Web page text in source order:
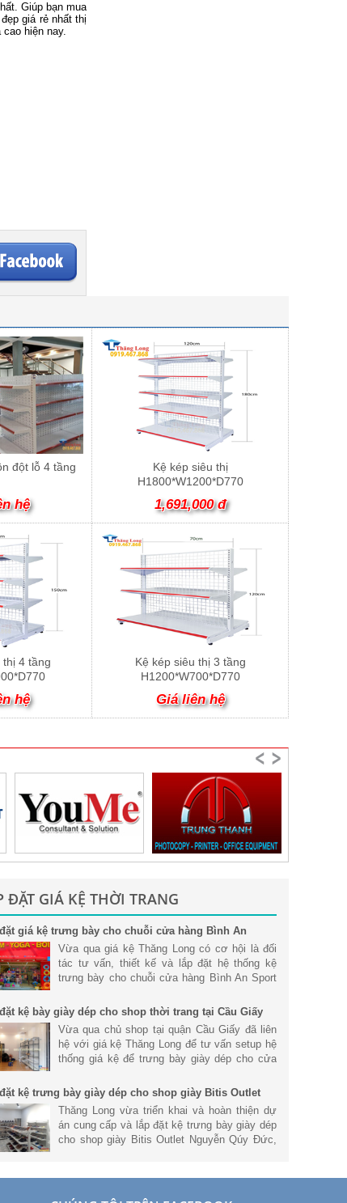
Giúp bạn mua
giá rẻ nhất thị
hiện nay.
đột lỗ 4 tầng
hệ
Kệ kép siêu thị
H1800*W1200*D770
1,691,000 đ
thị 4 tầng
hệ
Kệ kép siêu thị 3 tầng
H1200*W700*D770
Giá liên hệ
ĐẶT GIÁ KỆ THỜI TRANG
giá kệ trưng bày cho chuỗi cửa hàng Bình An
tại Tp. Hồ Chí MinhVừa qua giá kệ Thăng Long có cơ hội là đối
tác tư vấn, thiết kế và lắp đặt hệ thống kệ
trưng bày cho chuỗi cửa hàng Bình An Sport
kệ bày giày dép cho shop thời trang tại Cầu Giấy
Vừa qua chủ shop tại quận Cầu Giấy đã liên
hệ với giá kệ Thăng Long để tư vấn setup hệ
thống giá kệ để trưng bày giày dép cho cửa
đại và chuyên nghiệp nhất.
kệ trưng bày giày dép cho shop giày Bitis Outlet
Qúy ĐứcThăng Long vừa triển khai và hoàn thiện dự
án cung cấp và lắp đặt kệ trưng bày giày dép
cho shop giày Bitis Outlet Nguyễn Qúy Đức,